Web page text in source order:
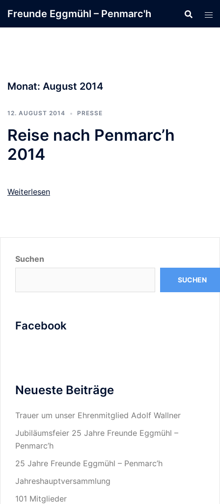
Inhalt
Freunde Eggmühl – Penmarc'h
Monat: August 2014
12. AUGUST 2014 PRESSE
Reise nach Penmarc’h
2014
Weiterlesen
Suchen
SUCHEN
Facebook
Neueste Beiträge
Trauer um unser Ehrenmitglied Adolf Wallner
Jubiläumsfeier 25 Jahre Freunde Eggmühl –
Penmarc’h
25 Jahre Freunde Eggmühl – Penmarc’h
Jahreshauptversammlung
101 Mitglieder